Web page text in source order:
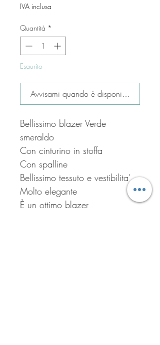
IVA inclusa
Quantità *
Esaurito
Avvisami quando è disponibile
Bellissimo blazer Verde
smeraldo
Con cinturino in stoffa
Con spalline
Bellissimo tessuto e vestibilita’
Molto elegante
È un ottimo blazer